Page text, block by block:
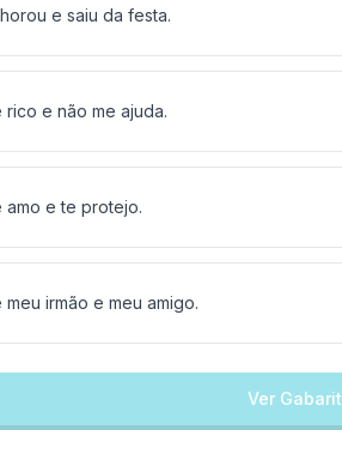
e saiu da festa.
rico e não me ajuda.
amo e te protejo.
meu irmão e meu amigo.
Ver